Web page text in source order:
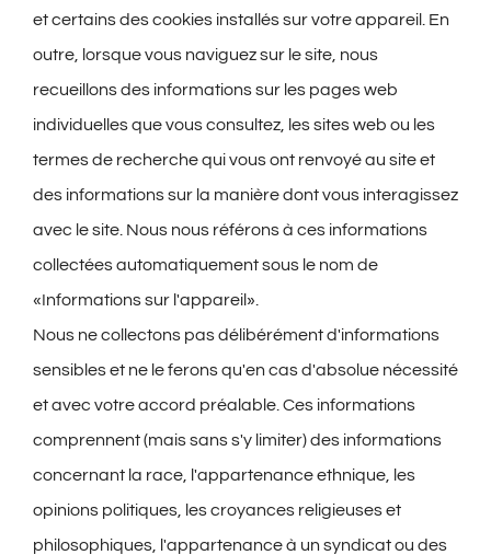
et certains des cookies installés sur votre appareil. En
outre, lorsque vous naviguez sur le site, nous
recueillons des informations sur les pages web
individuelles que vous consultez, les sites web ou les
termes de recherche qui vous ont renvoyé au site et
des informations sur la manière dont vous interagissez
avec le site. Nous nous référons à ces informations
collectées automatiquement sous le nom de
«Informations sur l'appareil».
Nous ne collectons pas délibérément d'informations
sensibles et ne le ferons qu'en cas d'absolue nécessité
et avec votre accord préalable. Ces informations
comprennent (mais sans s'y limiter) des informations
concernant la race, l'appartenance ethnique, les
opinions politiques, les croyances religieuses et
philosophiques, l'appartenance à un syndicat ou des